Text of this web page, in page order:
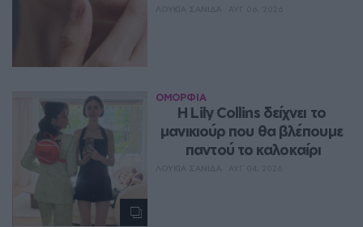
ΟΜΟΡΦΙΑ
Η Lily Collins δείχνει το
μανικιούρ που θα βλέπουμε
παντού το καλοκαίρι